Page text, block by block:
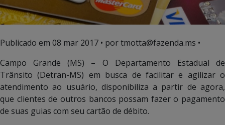
Publicado em 08 mar 2017 • por tmotta@fazenda.ms •
Campo Grande (MS) – O Departamento Estadual de
Trânsito (Detran-MS) em busca de facilitar e agilizar o
atendimento ao usuário, disponibiliza a partir de agora,
que clientes de outros bancos possam fazer o pagamento
de suas guias com seu cartão de débito.